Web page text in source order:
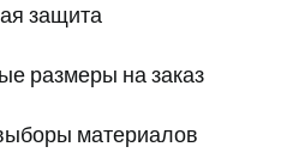
защита
размеры на заказ
материалов